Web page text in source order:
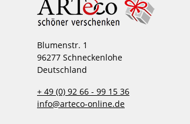
Blumenstr. 1
96277 Schneckenlohe
Deutschland
+ 49 (0) 92 66 - 99 15 36
info@arteco-online.de